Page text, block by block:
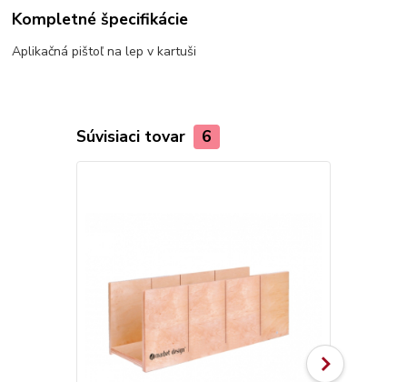
Kompletné špecifikácie
Aplikačná pištoľ na lep v kartuši
Súvisiaci tovar 6